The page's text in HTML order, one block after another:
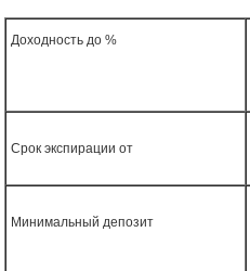
Доходность до %
Срок экспирации от
Минимальный депозит